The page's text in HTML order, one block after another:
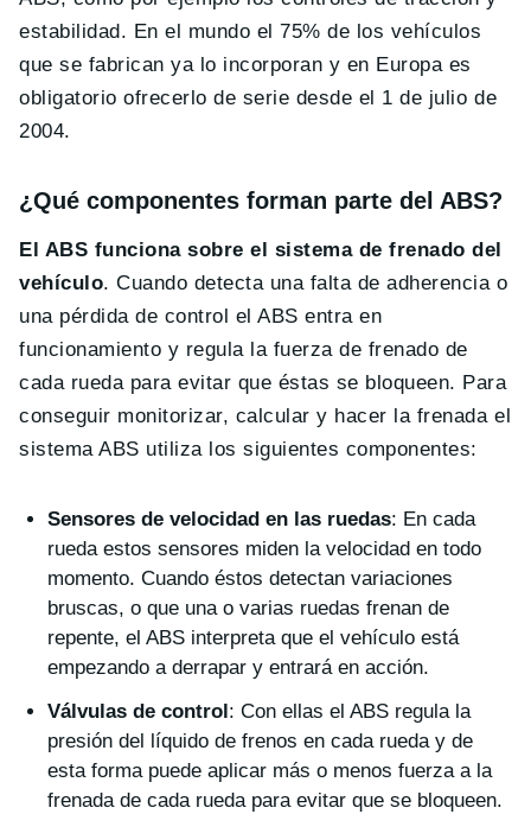
estabilidad. En el mundo el 75% de los vehículos
que se fabrican ya lo incorporan y en Europa es
obligatorio ofrecerlo de serie desde el 1 de julio de
2004.
¿Qué componentes forman parte del ABS?
El ABS funciona sobre el sistema de frenado del
vehículo. Cuando detecta una falta de adherencia o
una pérdida de control el ABS entra en
funcionamiento y regula la fuerza de frenado de
cada rueda para evitar que éstas se bloqueen. Para
conseguir monitorizar, calcular y hacer la frenada el
sistema ABS utiliza los siguientes componentes:
Sensores de velocidad en las ruedas: En cada
rueda estos sensores miden la velocidad en todo
momento. Cuando éstos detectan variaciones
bruscas, o que una o varias ruedas frenan de
repente, el ABS interpreta que el vehículo está
empezando a derrapar y entrará en acción.
Válvulas de control : Con ellas el ABS regula la
presión del líquido de frenos en cada rueda y de
esta forma puede aplicar más o menos fuerza a la
frenada de cada rueda para evitar que se bloqueen.